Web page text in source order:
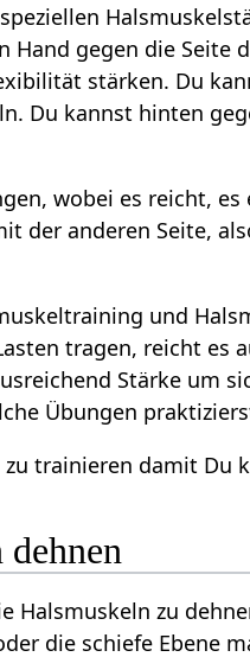
gegen die Seite
stärken. Du
Du kannst hinten
wobei es reicht,
der anderen Seite,
und
tragen, reicht es
Stärke um
Übungen
trainieren damit Du
Halsmuskeln zu
die schiefe Ebene